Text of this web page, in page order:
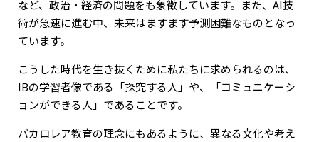
など、政治・経済の問題をも象徴しています。また、AI技
術が急速に進む中、未来はますます予測困難なものとなっ
ています。
こうした時代を生き抜くために私たちに求められるのは、
IBの学習者像である「探究する人」や、「コミュニケーシ
ョンができる人」であることです。
バカロレア教育の理念にもあるように、異なる文化や考え